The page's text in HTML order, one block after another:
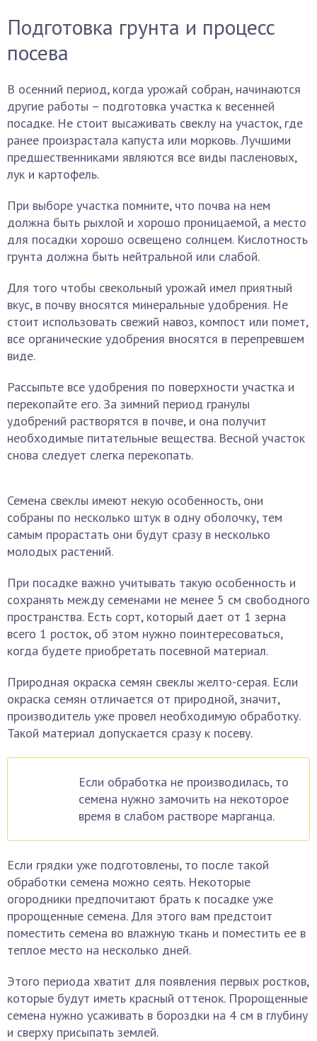
Подготовка грунта и процесс
посева
В осенний период, когда урожай собран, начинаются
другие работы – подготовка участка к весенней
посадке. Не стоит высаживать свеклу на участок, где
ранее произрастала капуста или морковь. Лучшими
предшественниками являются все виды пасленовых,
лук и картофель.
При выборе участка помните, что почва на нем
должна быть рыхлой и хорошо проницаемой, а место
для посадки хорошо освещено солнцем. Кислотность
грунта должна быть нейтральной или слабой.
Для того чтобы свекольный урожай имел приятный
вкус, в почву вносятся минеральные удобрения. Не
стоит использовать свежий навоз, компост или помет,
все органические удобрения вносятся в перепревшем
виде.
Рассыпьте все удобрения по поверхности участка и
перекопайте его. За зимний период гранулы
удобрений растворятся в почве, и она получит
необходимые питательные вещества. Весной участок
снова следует слегка перекопать.
Семена свеклы имеют некую особенность, они
собраны по несколько штук в одну оболочку, тем
самым прорастать они будут сразу в несколько
молодых растений.
При посадке важно учитывать такую особенность и
сохранять между семенами не менее 5 см свободного
пространства. Есть сорт, который дает от 1 зерна
всего 1 росток, об этом нужно поинтересоваться,
когда будете приобретать посевной материал.
Природная окраска семян свеклы желто-серая. Если
окраска семян отличается от природной, значит,
производитель уже провел необходимую обработку.
Такой материал допускается сразу к посеву.
Если обработка не производилась, то
семена нужно замочить на некоторое
время в слабом растворе марганца.
Если грядки уже подготовлены, то после такой
обработки семена можно сеять. Некоторые
огородники предпочитают брать к посадке уже
пророщенные семена. Для этого вам предстоит
поместить семена во влажную ткань и поместить ее в
теплое место на несколько дней.
Этого периода хватит для появления первых ростков,
которые будут иметь красный оттенок. Пророщенные
семена нужно усаживать в бороздки на 4 см в глубину
и сверху присыпать землей.